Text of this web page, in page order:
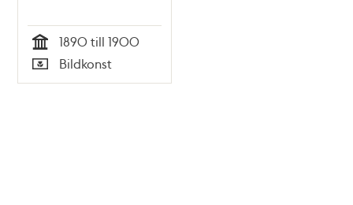
Tid
1890 till 1900
Typ
Bildkonst